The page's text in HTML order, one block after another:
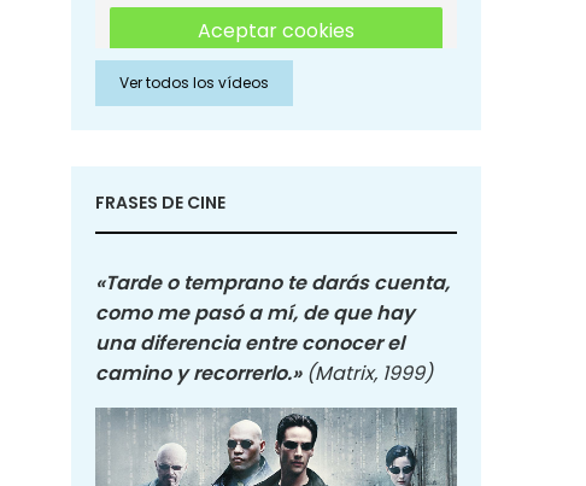
Aceptar cookies
Aceptar cookies de Redes
Sociales
Ver todos los vídeos
FRASES DE CINE
«Tarde o temprano te darás cuenta,
como me pasó a mí, de que hay
una diferencia entre conocer el
camino y recorrerlo.» (Matrix, 1999)